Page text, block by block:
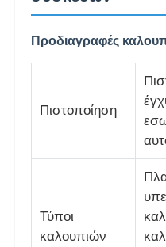
Προδιαγραφές
Πιστοποίηση
Τύποι
καλουπιών